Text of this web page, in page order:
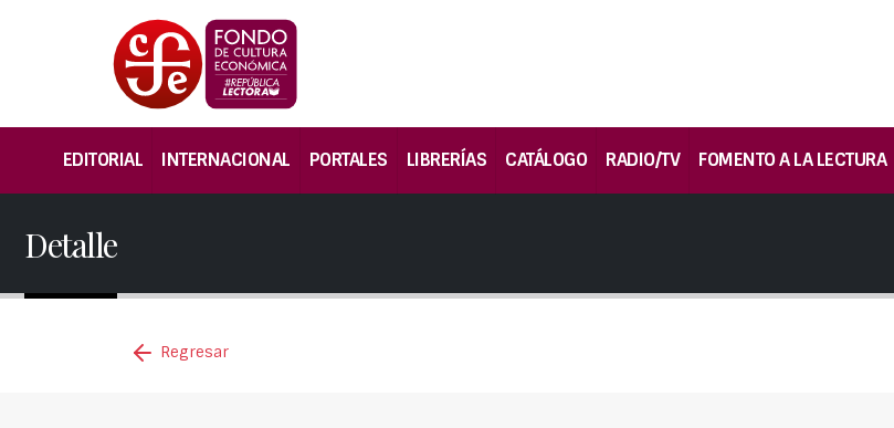
EDITORIAL INTERNACIONAL PORTALES LIBRERÍAS CATÁLOGO RADIO/TV FOMENTO A LA LECTURA
Detalle
Regresar